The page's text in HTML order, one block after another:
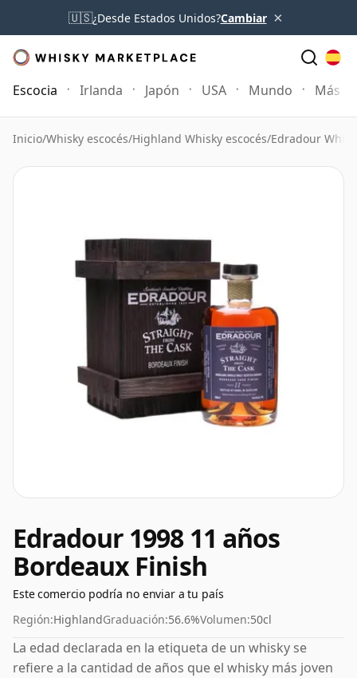
🇺🇸¿Desde Estados Unidos?Cambiar ×
Escocia Irlanda Japón USA Mundo Más
Inicio/Whisky escocés/Highland Whisky escocés/Edradour
Edradour 1998 11 años
Bordeaux Finish
Este comercio podría no enviar a tu país
Región:HighlandGraduación:56.6%Volumen:50cl
La edad declarada en la etiqueta de un whisky se
refiere a la cantidad de años que el whisky más joven